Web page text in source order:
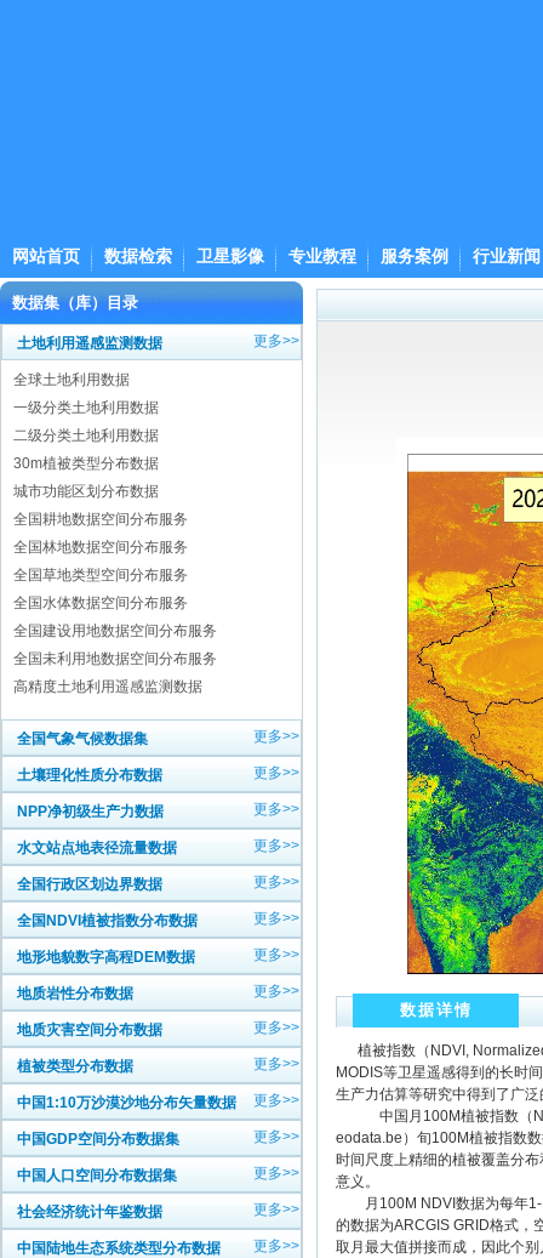
网站首页 数据检索 卫星影像 专业教程 服务案例 行业新闻
数据集（库）目录
土地利用遥感监测数据 更多>>
全球土地利用数据
一级分类土地利用数据
二级分类土地利用数据
30m植被类型分布数据
城市功能区划分布数据
全国耕地数据空间分布服务
全国林地数据空间分布服务
全国草地类型空间分布服务
全国水体数据空间分布服务
全国建设用地数据空间分布服务
全国未利用地数据空间分布服务
高精度土地利用遥感监测数据
全国气象气候数据集 更多>>
土壤理化性质分布数据 更多>>
NPP净初级生产力数据 更多>>
水文站点地表径流量数据 更多>>
全国行政区划边界数据 更多>>
全国NDVI植被指数分布数据 更多>>
地形地貌数字高程DEM数据 更多>>
地质岩性分布数据 更多>>
地质灾害空间分布数据 更多>>
植被类型分布数据 更多>>
中国1:10万沙漠沙地分布矢量数据 更多>>
中国GDP空间分布数据集 更多>>
中国人口空间分布数据集 更多>>
社会经济统计年鉴数据 更多>>
中国陆地生态系统类型分布数据 更多>>
数据详情
植被指数（NDVI,
MODIS等卫星遥感得到的长时
生产力估算等研究中得到了广泛
中国月100M植被指数（
eodata.be）旬100M植被指数
时间尺度上精细的植被覆盖分
意义。
月100M NDVI数据为每年1-
的数据为ARCGIS GRID格式，
取月最大值拼接而成，因此个